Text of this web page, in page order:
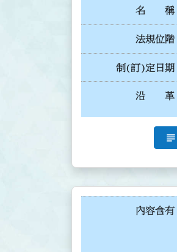
名 稱
法規位階
制(訂)定日期
沿 革
subject
內容含有